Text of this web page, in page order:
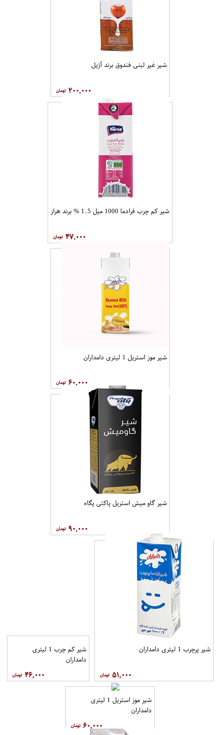
شیر غیر لبنی فندوق برند آژیل
۲۰۰,۰۰۰
شیر کم چرب فرادما 1000 میل 1.5 % برند هراز
۴۷,۰۰۰
شیر موز استریل 1 لیتری دامداران
۶۰,۰۰۰
شیر گاو میش استریل پاکتی پگاه
۹۰,۰۰۰
شیر پرچرب 1 لیتری دامداران
۵۱,۰۰۰
شیر کم چرب 1 لیتری
دامداران
۴۶,۰۰۰
شیر موز استریل 1 لیتری
دامداران
۶۰,۰۰۰